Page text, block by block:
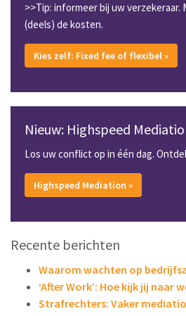
>>Tip: informeer bij uw verzekeraar.
(deels) de kosten.
Kies zelf: Fixed fee of flexibel »
Nieuw: Highspeed
Los uw conflict op in één dag.
Highspeed Mediation »
Recente berichten
Waarom wachten op
‘After Work’: Hoe kijk jij naar
Strafrechters: Vaker